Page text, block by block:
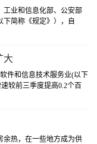
工业和信息化部、公安部
简称《规定》），自
者和技术支持者提供智能
大
件和信息技术服务业(以下
较前三季度提高0.2个百
速较前三季度提高1.8个百
余热，在一些地方成为供